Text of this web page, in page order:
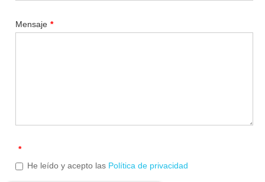
Mensaje *
*
He leído y acepto las Política de privacidad